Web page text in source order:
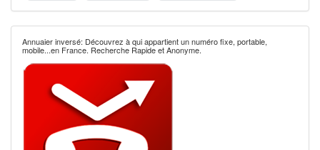
Annuaier inversé: Découvrez à qui appartient un numéro fixe, portable,
mobile...en France. Recherche Rapide et Anonyme.